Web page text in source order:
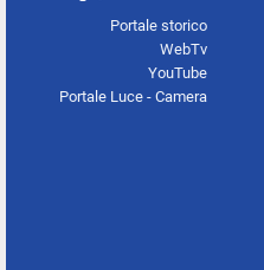
Portale storico
WebTv
YouTube
Portale Luce - Camera